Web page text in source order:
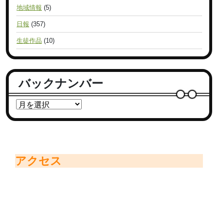
地域情報 (5)
日報 (357)
生徒作品 (10)
バックナンバー
アクセス